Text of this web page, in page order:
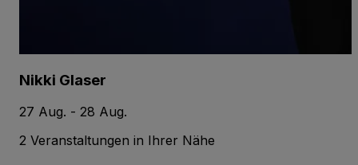
Nikki Glaser
27 Aug. - 28 Aug.
2 Veranstaltungen in Ihrer Nähe